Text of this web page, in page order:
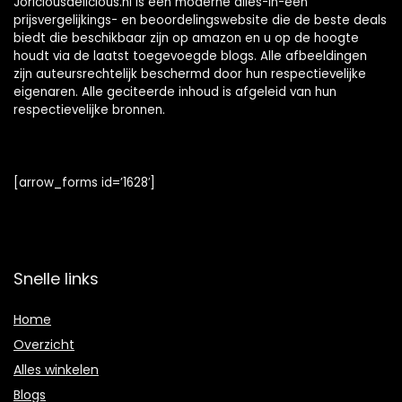
prijsvergelijkings- en beoordelingswebsite die de beste deals
biedt die beschikbaar zijn op amazon en u op de hoogte
houdt via de laatst toegevoegde blogs. Alle afbeeldingen
zijn auteursrechtelijk beschermd door hun respectievelijke
eigenaren. Alle geciteerde inhoud is afgeleid van hun
respectievelijke bronnen.
[arrow_forms id=’1628′]
Snelle links
Home
Overzicht
Alles winkelen
Blogs